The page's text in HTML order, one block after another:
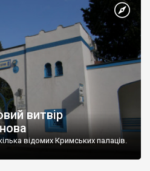
витвір
відомих Кримських палаців.